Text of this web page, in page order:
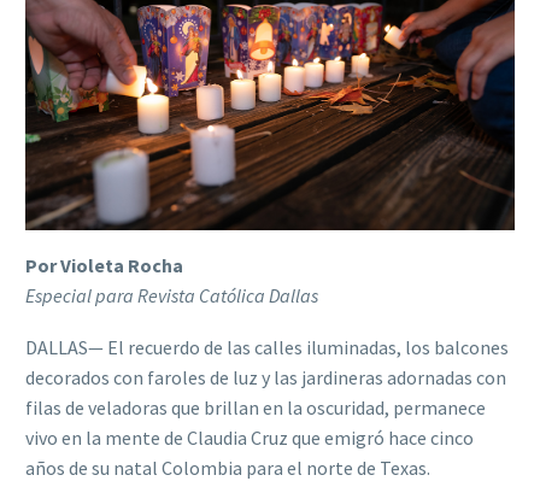
Por Violeta Rocha
Especial para Revista Católica Dallas
DALLAS— El recuerdo de las calles iluminadas, los balcones
decorados con faroles de luz y las jardineras adornadas con
filas de veladoras que brillan en la oscuridad, permanece
vivo en la mente de Claudia Cruz que emigró hace cinco
años de su natal Colombia para el norte de Texas.